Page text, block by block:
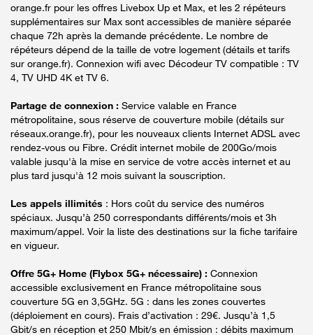
orange.fr pour les offres Livebox Up et Max, et les 2 répéteurs
supplémentaires sur Max sont accessibles de manière séparée
chaque 72h après la demande précédente. Le nombre de
répéteurs dépend de la taille de votre logement (détails et tarifs
sur orange.fr). Connexion wifi avec Décodeur TV compatible : TV
4, TV UHD 4K et TV 6.
Partage de connexion : Service valable en France
métropolitaine, sous réserve de couverture mobile (détails sur
réseaux.orange.fr), pour les nouveaux clients Internet ADSL avec
rendez-vous ou Fibre. Crédit internet mobile de 200Go/mois
valable jusqu'à la mise en service de votre accès internet et au
plus tard jusqu'à 12 mois suivant la souscription.
Les appels illimités : Hors coût du service des numéros
spéciaux. Jusqu’à 250 correspondants différents/mois et 3h
maximum/appel. Voir la liste des destinations sur la fiche tarifaire
en vigueur.
Offre 5G+ Home (Flybox 5G+ nécessaire) : Connexion
accessible exclusivement en France métropolitaine sous
couverture 5G en 3,5GHz. 5G : dans les zones couvertes
(déploiement en cours). Frais d’activation : 29€. Jusqu’à 1,5
Gbit/s en réception et 250 Mbit/s en émission : débits maximum